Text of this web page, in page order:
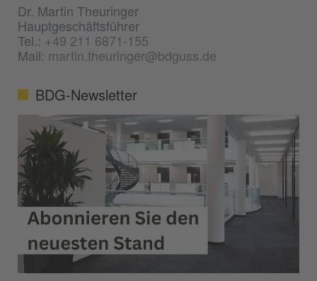
Dr. Martin Theuringer
Hauptgeschäftsführer
Tel.:+49 211 6871-155
Mail: martin.theuringer@bdguss.de
BDG-Newsletter